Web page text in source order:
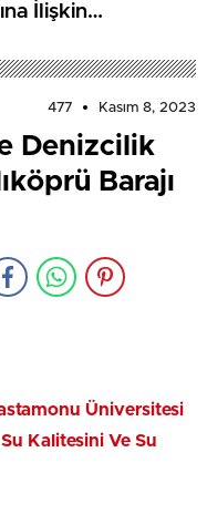
İlişkin
477 Kasım 8, 2023
Denizcilik
Barajı
Üniversitesi
Su Kalitesini Ve Su